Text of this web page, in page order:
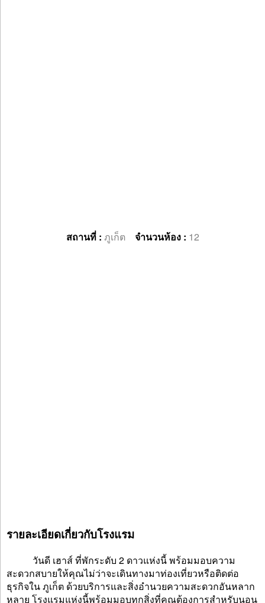
สถานที่ : ภูเก็ต จำนวนห้อง : 12
รายละเอียดเกี่ยวกับโรงแรม
วันดี เฮาส์ ที่พักระดับ 2 ดาวแห่งนี้ พร้อมมอบความ
สะดวกสบายให้คุณไม่ว่าจะเดินทางมาท่องเที่ยวหรือติดต่อ
ธุรกิจใน ภูเก็ต ด้วยบริการและสิ่งอำนวยความสะดวกอันหลาก
หลาย โรงแรมแห่งนี้พร้อมมอบทุกสิ่งที่คุณต้องการสำหรับนอน